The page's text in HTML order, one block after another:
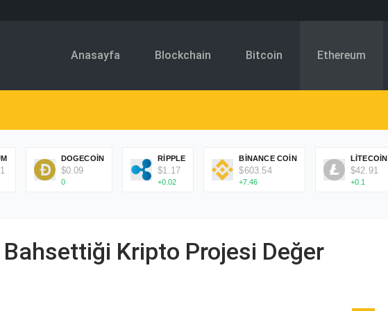
Anasayfa Blockchain Bitcoin Ethereum
DOGECOIN
$0.09
0
RIPPLE
$1.17
+0.02
BINANCE COIN
$603.54
+7.46
LITECOIN
$42.91
+0.1
Kripto Projesi Değer